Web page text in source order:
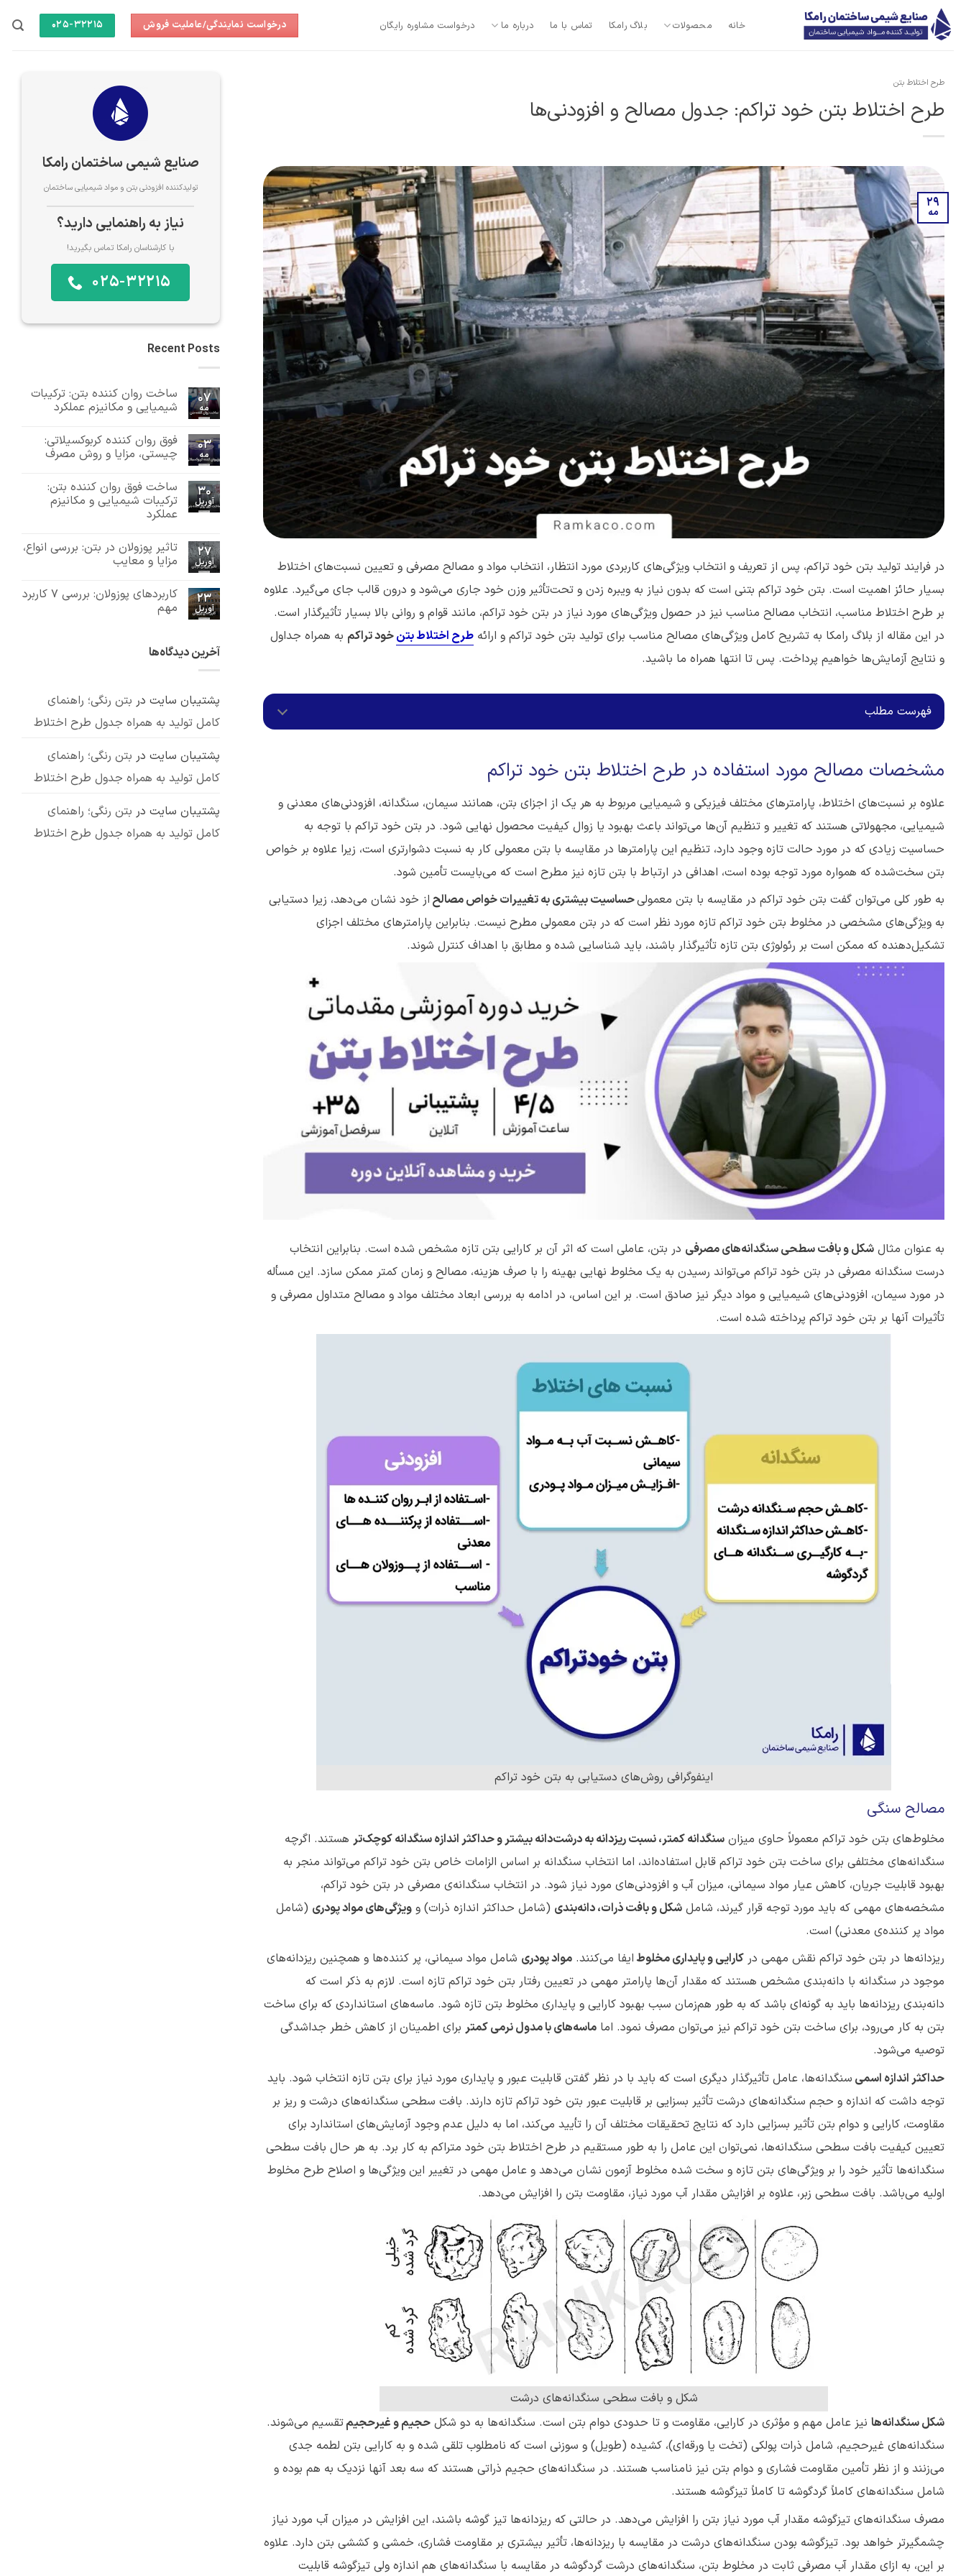
content
خانه محصولات بلاگ رامکا تماس با ما درباره ما درخواست مشاوره رایگان درخواست نمایندگی/عاملیت فروش 025-32215
طرح اختلاط بتن
طرح اختلاط بتن خود تراکم: جدول مصالح و افزودنی‌ها
29
مه
در فرایند تولید بتن خود تراکم، پس از تعریف و انتخاب ویژگی‌های کاربردی مورد انتظار، انتخاب مواد و مصالح مصرفی و تعیین نسبت‌های اختلاط
بسیار حائز اهمیت است. بتن خود تراکم بتنی است که بدون نیاز به ویبره زدن و تحت‌تأثیر وزن خود جاری می‌شود و درون قالب جای می‌گیرد. علاوه
بر طرح اختلاط مناسب، انتخاب مصالح مناسب نیز در حصول ویژگی‌های مورد نیاز در بتن خود تراکم، مانند قوام و روانی بالا بسیار تأثیرگذار است.
در این مقاله از بلاگ رامکا به تشریح کامل ویژگی‌های مصالح مناسب برای تولید بتن خود تراکم و ارائه طرح اختلاط بتنخود تراکم به همراه جداول
و نتایج آزمایش‌ها خواهیم پرداخت. پس تا انتها همراه ما باشید.
فهرست مطلب
مشخصات مصالح مورد استفاده در طرح اختلاط بتن خود تراکم
علاوه بر نسبت‌های اختلاط، پارامترهای مختلف فیزیکی و شیمیایی مربوط به هر یک از اجزای بتن، همانند سیمان، سنگدانه، افزودنی‌های معدنی و
شیمیایی، مجهولاتی هستند که تغییر و تنظیم آن‌ها می‌تواند باعث بهبود یا زوال کیفیت محصول نهایی شود. در بتن خود تراکم با توجه به
حساسیت زیادی که در مورد حالت تازه وجود دارد، تنظیم این پارامترها در مقایسه با بتن معمولی کار به نسبت دشوارتری است، زیرا علاوه بر خواص
بتن سخت‌شده که همواره مورد توجه بوده است، اهدافی در ارتباط با بتن تازه نیز مطرح است که می‌بایست تأمین شود.
به طور کلی می‌توان گفت بتن خود تراکم در مقایسه با بتن معمولیحساسیت بیشتری به تغییرات خواص مصالح از خود نشان می‌دهد، زیرا دستیابی
به ویژگی‌های مشخصی در مخلوط بتن خود تراکم تازه مورد نظر است که در بتن معمولی مطرح نیست. بنابراین پارامترهای مختلف اجزای
تشکیل‌دهنده که ممکن است بر رئولوژی بتن تازه تأثیرگذار باشند، باید شناسایی شده و مطابق با اهداف کنترل شوند.
به عنوان مثال شکل و بافت سطحی سنگدانه‌های مصرفی در بتن، عاملی است که اثر آن بر کارایی بتن تازه مشخص شده است. بنابراین انتخاب
درست سنگدانه مصرفی در بتن خود تراکم می‌تواند رسیدن به یک مخلوط نهایی بهینه را با صرف هزینه، مصالح و زمان کمتر ممکن سازد. این مسأله
در مورد سیمان، افزودنی‌های شیمیایی و مواد دیگر نیز صادق است. بر این اساس، در ادامه به بررسی ابعاد مختلف مواد و مصالح متداول مصرفی و
تأثیرات آنها بر بتن خود تراکم پرداخته شده است.
اینفوگرافی روش‌های دستیابی به بتن خود تراکم
مصالح سنگی
مخلوط‌های بتن خود تراکم معمولاً حاوی میزان سنگدانه کمتر، نسبت ریزدانه به درشت‌دانه‌ بیشتر و حداکثر اندازه سنگدانه کوچک‌تر هستند. اگرچه
سنگدانه‌های مختلفی برای ساخت بتن خود تراکم قابل استفاده‌‌اند، اما انتخاب سنگدانه بر اساس الزامات خاص بتن خود تراکم می‌تواند منجر به
بهبود قابلیت جریان، کاهش عیار مواد سیمانی، میزان آب و افزودنی‌های مورد نیاز شود. در انتخاب سنگدانه‌ی مصرفی در بتن خود تراکم،
مشخصه‌های مهمی که باید مورد توجه قرار گیرند، شامل شکل و بافت ذرات، دانه‌بندی (شامل حداکثر اندازه ذرات) و ویژگی‌های مواد پودری (شامل
مواد پر کننده‌ی معدنی) است.
ریزدانه‌ها در بتن خود تراکم نقش مهمی در کارایی و پایداری مخلوط ایفا می‌کنند. مواد پودری شامل مواد سیمانی، پر کننده‌ها و همچنین ریزدانه‌های
موجود در سنگدانه با دانه‌بندی مشخص هستند که مقدار آن‌ها پارامتر مهمی در تعیین رفتار بتن خود تراکم تازه است. لازم به ذکر است که
دانه‌بندی ریزدانه‌ها باید به گونه‌ای باشد که به طور هم‌زمان سبب بهبود کارایی و پایداری مخلوط بتن تازه شود. ماسه‌‌های استانداردی که برای ساخت
بتن به کار می‌رود، برای ساخت بتن خود تراکم نیز می‌توان مصرف نمود. اما ماسه‌های با مدول نرمی کمتر برای اطمینان از کاهش خطر جداشدگی
توصیه می‌شود.
حداکثر اندازه اسمی سنگدانه‌ها، عامل تأثیرگذار دیگری است که باید با در نظر گفتن قابلیت عبور و پایداری مورد نیاز برای بتن تازه انتخاب شود. باید
توجه داشت که اندازه و حجم سنگدانه‌های درشت تأثیر بسزایی بر قابلیت عبور بتن خود تراکم تازه دارند. بافت سطحی سنگدانه‌های درشت و ریز بر
مقاومت، کارایی و دوام بتن تأثیر بسزایی دارد که نتایج تحقیقات مختلف آن را تأیید می‌کند، اما به دلیل عدم وجود آزمایش‌های استاندارد برای
تعیین کیفیت بافت سطحی سنگدانه‌ها، نمی‌توان این عامل را به طور مستقیم در طرح اختلاط بتن خود متراکم به کار برد. به هر حال بافت سطحی
سنگدانه‌ها تأثیر خود را بر ویژگی‌های بتن تازه و سخت شده مخلوط آزمون نشان می‌دهد و عامل مهمی در تغییر این ویژگی‌ها و اصلاح طرح مخلوط
اولیه می‌باشد. بافت سطحی زبر، علاوه بر افزایش مقدار آب مورد نیاز، مقاومت بتن را افزایش می‌دهد.
شکل و بافت سطحی سنگدانه‌های درشت
شکل سنگدانه‌ها نیز عامل مهم و مؤثری در کارایی، مقاومت و تا حدودی دوام بتن است. سنگدانه‌ها به دو شکل حجیم و غیرحجیمتقسیم می‌شوند.
سنگدانه‌های غیرحجیم، شامل ذرات پولکی (تخت یا ورقه‌ای)، کشیده (طویل) و سوزنی است که نامطلوب تلقی شده و به کارایی بتن لطمه جدی
می‌‌زنند و از نظر تأمین مقاومت فشاری و دوام بتن نیز نامناسب هستند. در سنگدانه‌های حجیم ذراتی هستند که سه بعد آنها نزدیک به هم بوده و
شامل سنگدانه‌های کاملاً گرد‌گوشه تا کاملاً تیزگوشه هستند.
مصرف سنگدانه‌های تیزگوشه مقدار آب مورد نیاز بتن را افزایش می‌دهد. در حالتی که ریزدانه‌ها تیز گوشه باشند، این افزایش در میزان آب مورد نیاز
چشمگیرتر خواهد بود. تیزگوشه بودن سنگدانه‌های درشت در مقایسه با ریزدانه‌ها، تأثیر بیشتری بر مقاومت فشاری، خمشی و کششی بتن دارد. علاوه
بر این، به ازای مقدار آب مصرفی ثابت در مخلوط بتن، سنگدانه‌های درشت گردگوشه در مقایسه با سنگدانه‌های هم اندازه ولی تیزگوشه قابلیت
صنایع شیمی ساختمان رامکا
تولیدکننده افزودنی بتن و مواد شیمیایی ساختمان
نیاز به راهنمایی دارید؟
با کارشناسان رامکا تماس بگیرید!
025-32215
Recent Posts
07
مه
ساخت روان کننده بتن: ترکیبات
شیمیایی و مکانیزم عملکرد
دیدگاهی
برای
ساخت
روان
ترکیبات
شیمیایی
و
مکانیزم
ثبت
نشده 03
مه
فوق روان کننده کربوکسیلاتی:
چیستی، مزایا و روش مصرف
برای
فوق
روان
کننده
کربوکسیلاتی:
مزایا
و
روش
مصرف
ثبت
نشده 30
آوریل
ساخت فوق روان کننده بتن:
ترکیبات شیمیایی و مکانیزم
عملکرد
برای
ساخت
فوق
بتن:
ترکیبات
شیمیایی
ثبت
نشده 27
آوریل
تاثیر پوزولان در بتن: بررسی انواع،
مزایا و معایب
دیدگاهی
برای
تاثیر
پوزولان
انواع،
مزایا
ثبت
نشده 23
آوریل
کاربردهای پوزولان: بررسی 7 کاربرد
مهم
کاربردهای
پوزولان:
مهم
نشده
آخرین دیدگاه‌ها
پشتیبان سایت در بتن رنگی؛ راهنمای
کامل تولید به همراه جدول طرح اختلاط
پشتیبان سایت در بتن رنگی؛ راهنمای
کامل تولید به همراه جدول طرح اختلاط
پشتیبان سایت در بتن رنگی؛ راهنمای
کامل تولید به همراه جدول طرح اختلاط